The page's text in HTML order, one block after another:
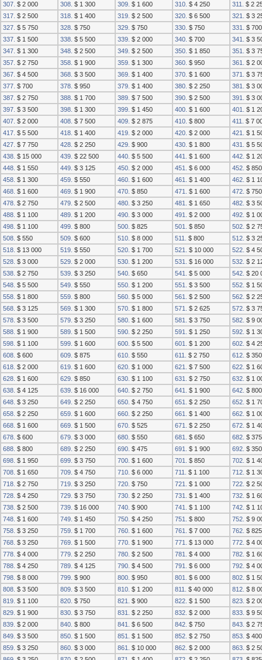
307. $ 2 000 308. $ 1 300 309. $ 1 600 310. $ 4 250 311.
$ 2
317. $ 2 500 318. $ 1 400 319. $ 2 500 320. $ 6 500 321.
$ 3
327. $ 5 750 328. $ 750 329. $ 750 330. $ 750 331.
$ 700
337. $ 1 500 338. $ 5 500 339. $ 2 000 340. $ 700 341.
$ 3
347. $ 1 300 348. $ 2 500 349. $ 2 500 350. $ 1 850 351.
$ 3
357. $ 2 750 358. $ 1 900 359. $ 1 300 360. $ 950 361.
$ 2
367. $ 4 500 368. $ 3 500 369. $ 1 400 370. $ 1 600 371.
$ 3
377. $ 700 378. $ 950 379. $ 1 400 380. $ 2 250 381.
$ 3
387. $ 2 750 388. $ 1 700 389. $ 7 500 390. $ 2 500 391.
$ 3
397. $ 3 500 398. $ 1 300 399. $ 1 450 400. $ 1 600 401.
$ 1
407. $ 2 000 408. $ 7 500 409. $ 2 875 410. $ 800 411.
$ 7
417. $ 5 500 418. $ 1 400 419. $ 2 000 420. $ 2 000 421.
$ 1
427. $ 7 750 428. $ 2 250 429. $ 900 430. $ 1 800 431.
$ 5
438. $ 15 000 439. $ 22 500 440. $ 5 500 441. $ 1 600 442. $ 1
448. $ 1 550 449. $ 3 125 450. $ 2 000 451. $ 6 000 452. $ 850
458. $ 1 300 459. $ 550 460. $ 1 600 461. $ 1 400 462. $ 1
468. $ 1 600 469. $ 1 900 470. $ 850 471. $ 1 600 472. $ 750
478. $ 2 750 479. $ 2 500 480. $ 3 250 481. $ 1 650 482. $ 3
488. $ 1 100 489. $ 1 200 490. $ 3 000 491. $ 2 000 492. $ 1
498. $ 1 100 499. $ 800 500. $ 825 501. $ 850 502. $ 2
508. $ 550 509. $ 600 510. $ 8 000 511. $ 800 512. $ 3
518. $ 13 000 519. $ 550 520. $ 1 700 521. $ 10 000 522. $ 4
528. $ 3 000 529. $ 2 000 530. $ 1 200 531. $ 16 000 532. $ 2
538. $ 2 750 539. $ 3 250 540. $ 650 541. $ 5 000 542. $ 20
548. $ 5 500 549. $ 550 550. $ 1 200 551. $ 3 500 552. $ 1
558. $ 1 800 559. $ 800 560. $ 5 000 561. $ 2 500 562. $ 2
568. $ 3 125 569. $ 1 300 570. $ 1 800 571. $ 2 625 572. $ 3
578. $ 3 500 579. $ 3 250 580. $ 1 600 581. $ 3 750 582. $ 9
588. $ 1 900 589. $ 1 500 590. $ 2 250 591. $ 1 250 592. $ 1
598. $ 1 100 599. $ 1 600 600. $ 5 500 601. $ 1 200 602. $ 4
608. $ 600 609. $ 875 610. $ 550 611. $ 2 750 612. $ 350
618. $ 2 000 619. $ 1 600 620. $ 1 000 621. $ 7 500 622. $ 1
628. $ 1 600 629. $ 850 630. $ 1 100 631. $ 2 750 632. $ 1
638. $ 4 125 639. $ 16 000 640. $ 2 750 641. $ 1 900 642. $ 800
648. $ 3 250 649. $ 2 250 650. $ 4 750 651. $ 2 250 652. $ 1
658. $ 2 250 659. $ 1 600 660. $ 2 250 661. $ 1 400 662. $ 1
668. $ 1 600 669. $ 1 500 670. $ 525 671. $ 2 250 672. $ 1
678. $ 600 679. $ 3 000 680. $ 550 681. $ 650 682. $ 375
688. $ 800 689. $ 2 250 690. $ 475 691. $ 1 900 692. $ 350
698. $ 1 950 699. $ 3 750 700. $ 1 600 701. $ 850 702. $ 1
708. $ 1 650 709. $ 4 750 710. $ 6 000 711. $ 1 100 712. $ 1
718. $ 2 750 719. $ 3 250 720. $ 750 721. $ 1 000 722. $ 2
728. $ 4 250 729. $ 3 750 730. $ 2 250 731. $ 1 400 732. $ 1
738. $ 2 500 739. $ 16 000 740. $ 900 741. $ 1 100 742. $ 1
748. $ 1 600 749. $ 1 450 750. $ 4 250 751. $ 800 752. $ 9
758. $ 3 250 759. $ 1 700 760. $ 1 600 761. $ 7 000 762. $ 825
768. $ 3 250 769. $ 1 500 770. $ 1 900 771. $ 13 000 772. $ 4
778. $ 4 000 779. $ 2 250 780. $ 2 500 781. $ 4 000 782. $ 1
788. $ 4 250 789. $ 4 125 790. $ 4 500 791. $ 6 000 792. $ 4
798. $ 8 000 799. $ 900 800. $ 950 801. $ 6 000 802. $ 1
808. $ 3 500 809. $ 3 500 810. $ 1 200 811. $ 40 000 812. $ 8
819. $ 1 100 820. $ 750 821. $ 900 822. $ 1 500 823. $ 2
829. $ 1 900 830. $ 3 750 831. $ 2 250 832. $ 2 000 833. $ 9
839. $ 2 000 840. $ 800 841. $ 6 500 842. $ 750 843. $ 2
849. $ 3 500 850. $ 1 500 851. $ 1 500 852. $ 2 750 853. $ 400
859. $ 3 250 860. $ 3 000 861. $ 10 000 862. $ 2 000 863. $ 2